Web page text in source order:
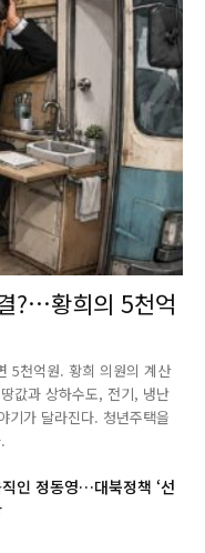
?…황희의 5천억
5천억원. 황희 의원의 계산
값과 상하수도, 전기, 냉난
기가 달라진다. 청년주택을
인 정동영…대북정책 ‘선